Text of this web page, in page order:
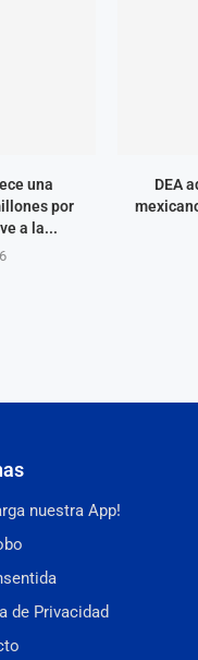
una
por
a la...
DEA
nuestra App!
de Privacidad